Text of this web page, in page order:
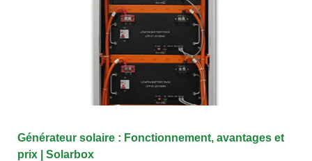
Générateur solaire : Fonctionnement, avantages et
prix | Solarbox